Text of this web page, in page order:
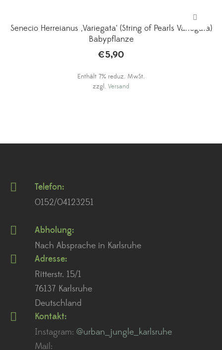
Senecio Herreianus ‚Variegata‘ (String of Pearls Variegata)
Babypflanze
€5,90
Enthält 7% reduz. MwSt.
zzgl. Versand
Telefon:
0152/04123251
Abholung:
Nach Absprache in Karlsruhe
Adresse:
Ritterstr. 15/1
76137 Karlsruhe
Deutschland
Kontakt:
Instagram: @urban_jungle_karlsruhe
Mail: